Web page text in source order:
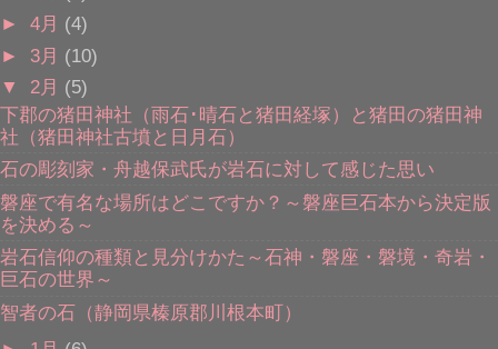
► 4月 (4)
► 3月 (10)
▼ 2月 (5)
下郡の猪田神社（雨石･晴石と猪田経塚）と猪田の猪田神
社（猪田神社古墳と日月石）
石の彫刻家・舟越保武氏が岩石に対して感じた思い
磐座で有名な場所はどこですか？～磐座巨石本から決定版
を決める～
岩石信仰の種類と見分けかた～石神・磐座・磐境・奇岩・
巨石の世界～
智者の石（静岡県榛原郡川根本町）